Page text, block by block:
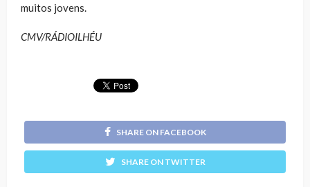
muitos jovens.
CMV/RÁDIOILHÉU
SHARE ON FACEBOOK
SHARE ON TWITTER